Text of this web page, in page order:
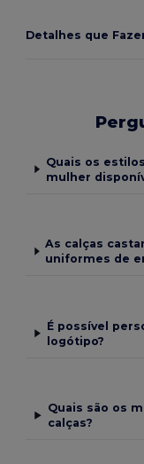
Detalhes que
Quais os
mulher
As calças
uniformes de
É possível
logótipo?
Quais são os
calças?